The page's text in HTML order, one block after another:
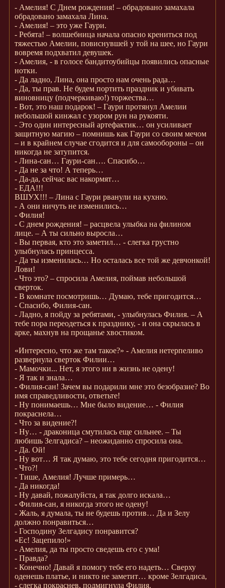
- Амелия! С Днем рождения! – обрадовано замахала
обрадовано замахала Лина.
- Амелия! – это уже Гаури.
- Ребята! – волшебница начала опасно крениться под
тяжестью Амелии, повиснувшей у той на шее, но Гаури
вовремя подхватил девушек.
- Амелия, - в голосе бандитоубийцы появились опасные
нотки.
- Да ладно, Лина, она просто нам очень рада…
- Да, ты прав. Не будем портить праздник и убивать
виновницу (подчеркиваю!) торжества…
- Вот, это наш подарок! – Гаури протянул Амелии
небольшой кинжал с узором рун на рукояти.
- Это один интересный артефактик… он усиливает
защитную магию – помнишь как Гаури со своим мечом
– и в крайнем случае сгодится и для самообороны – он
никогда не затупится.
- Лина-сан… Гаури-сан…. Спасибо…
- Да не за что! А теперь…
- Да-да, сейчас вас накормят…
- ЕДА!!!
ВШУХ!!! – Лина с Гаури рванули на кухню.
- А они ничуть не изменились…
- Филия!
- С днем рождения! – расцвела улыбка на филином
лице. – А ты сильно выросла…
- Вы первая, кто это заметил… - слегка грустно
улыбнулась принцесса.
- Да ты изменилась… Но осталась все той же девчонкой!
Лови!
- Что это? – спросила Амелия, поймав небольшой
сверток.
- В комнате посмотришь… Думаю, тебе пригодится…
- Спасибо, Филия-сан.
- Ладно, я пойду за ребятами, - улыбнулась Филия. – А
тебе пора переодеться к празднику, - и она скрылась в
арке, махнув на прощанье хвостиком.
«Интересно, что же там такое?» - Амелия нетерпеливо
развернула сверток Филии…
- Мамочки... Нет, я этого ни в жизнь не одену!
- Я так и знала…
- Филия-сан! Зачем вы подарили мне это безобразие? Во
имя справедливости, ответьте!
- Ну понимаешь… Мне было видение… - Филия
покраснела…
- Что за видение?!
- Ну… - драконица смутилась еще сильнее. – Ты
любишь Зелгадиса? – неожиданно спросила она.
- Да. Ой!
- Ну вот… Я так думаю, это тебе сегодня пригодится…
- Что?!
- Тише, Амелия! Лучше примерь…
- Да никогда!
- Ну давай, пожалуйста, я так долго искала…
- Филия-сан, я никогда этого не одену!
- Жаль, я думала, ты не будешь против… Да и Зелу
должно понравиться…
- Господину Зелгадису понравится?
«Ес! Зацепило!»
- Амелия, да ты просто сведешь его с ума!
- Правда?
- Конечно! Давай я помогу тебе его надеть… Сверху
оденешь платье, и никто не заметит… кроме Зелгадиса,
- слегка покраснев, подмигнула Филия.